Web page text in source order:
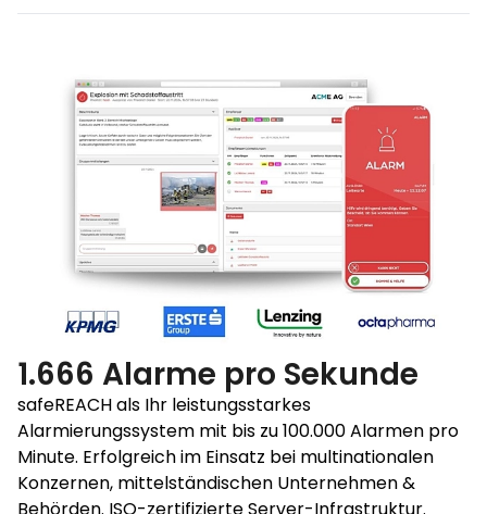
1.666 Alarme pro Sekunde
safeREACH als Ihr leistungsstarkes
Alarmierungssystem mit bis zu 100.000 Alarmen pro
Minute. Erfolgreich im Einsatz bei multinationalen
Konzernen, mittelständischen Unternehmen &
Behörden. ISO-zertifizierte Server-Infrastruktur.